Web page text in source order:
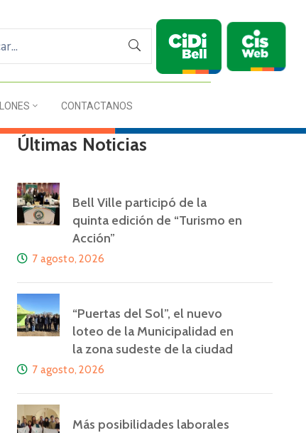
CONTACTANOS
Últimas Noticias
Bell Ville participó de la
quinta edición de “Turismo en
Acción”
7 agosto, 2026
“Puertas del Sol”, el nuevo
loteo de la Municipalidad en
la zona sudeste de la ciudad
7 agosto, 2026
Más posibilidades laborales